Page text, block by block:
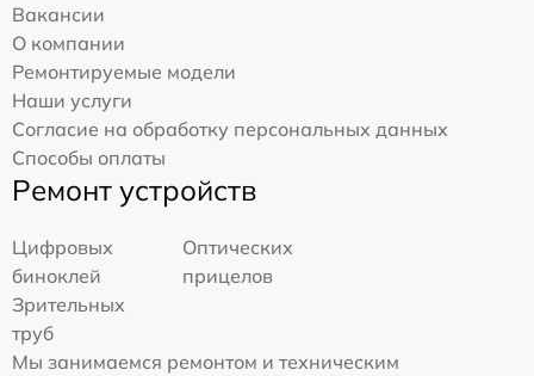
Вакансии
О компании
Ремонтируемые модели
Наши услуги
Согласие на обработку персональных данных
Способы оплаты
Ремонт устройств
Цифровых
биноклей
Оптических
прицелов
Зрительных
труб
Мы занимаемся ремонтом и техническим